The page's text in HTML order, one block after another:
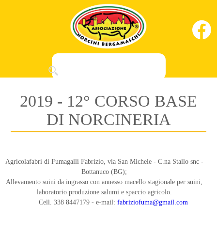
2019 - 12° CORSO BASE
DI NORCINERIA
Agricolafabri di Fumagalli Fabrizio, via San Michele - C.na Stallo snc -
Bottanuco (BG);
Allevamento suini da ingrasso con annesso macello stagionale per suini,
laboratorio produzione salumi e spaccio agricolo.
Cell. 338 8447179 - e-mail: fabriziofuma@gmail.com